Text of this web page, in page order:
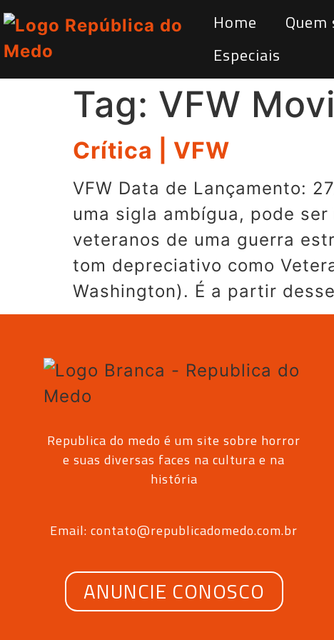
Home Quem
Especiais
Tag: VFW
Crítica | VFW
VFW Data de Lançamento:
uma sigla ambígua, pode
veteranos de uma guerra
tom depreciativo como
Washington). É a partir
Republica do medo é um site sobre horror
e suas diversas faces na cultura e na
história
Email: contato@republicadomedo.com.br
ANUNCIE CONOSCO